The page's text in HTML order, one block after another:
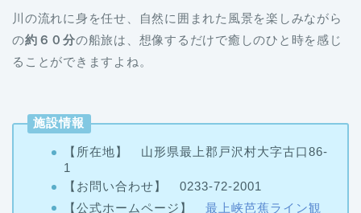
川の流れに身を任せ、自然に囲まれた風景を楽しみながら
の約６０分の船旅は、想像するだけで癒しのひと時を感じ
ることができますよね。
施設情報
【所在地】 山形県最上郡戸沢村大字古口86-
1
【お問い合わせ】 0233-72-2001
【公式ホームページ】 最上峡芭蕉ライン観